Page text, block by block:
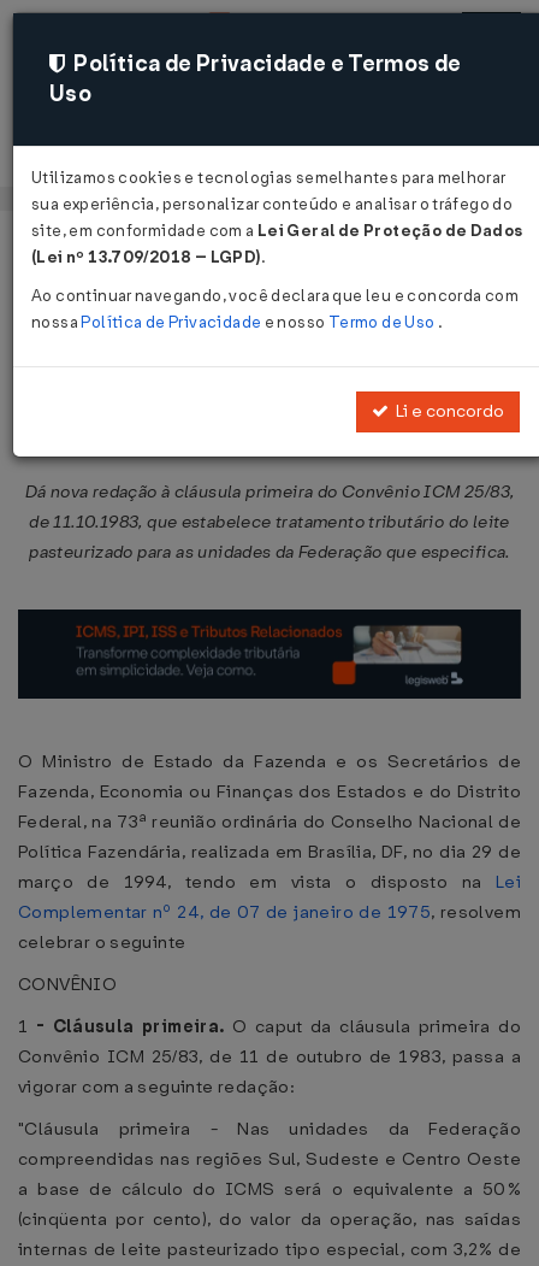
Acessar
Página Inicial Legislações
Convênio ICMS nº 36 de
Dá nova redação à cláusula primeira do Convênio ICM 25/83,
de 11.10.1983, que estabelece tratamento tributário do leite
pasteurizado para as unidades da Federação que especifica.
O Ministro de Estado da Fazenda e os Secretários de
Fazenda, Economia ou Finanças dos Estados e do Distrito
Federal, na 73ª reunião ordinária do Conselho Nacional de
Política Fazendária, realizada em Brasília, DF, no dia 29 de
março de 1994, tendo em vista o disposto na Lei
Complementar nº 24, de 07 de janeiro de 1975, resolvem
celebrar o seguinte
CONVÊNIO
1 - Cláusula primeira. O caput da cláusula primeira do
Convênio ICM 25/83, de 11 de outubro de 1983, passa a
vigorar com a seguinte redação:
"Cláusula primeira - Nas unidades da Federação
compreendidas nas regiões Sul, Sudeste e Centro Oeste
a base de cálculo do ICMS será o equivalente a 50%
(cinqüenta por cento), do valor da operação, nas saídas
internas de leite pasteurizado tipo especial, com 3,2% de
Política de Privacidade e Termos de
Uso
Utilizamos cookies e tecnologias semelhantes para melhorar
sua experiência, personalizar conteúdo e analisar o tráfego do
site, em conformidade com a Lei Geral de Proteção de Dados
(Lei nº 13.709/2018 – LGPD).
Ao continuar navegando, você declara que leu e concorda com
nossaPolítica de Privacidade e nosso Termo de Uso .
Li e concordo